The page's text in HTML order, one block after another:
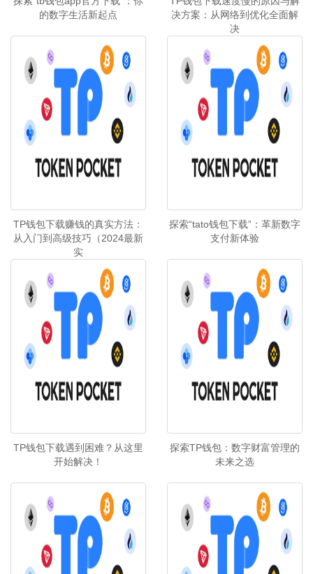
的数字生活新起点
决方案：从网络到优化全面解
决
TP钱包下载赚钱的真实方法：
从入门到高级技巧（2024最新
实
探索“tato钱包下载”：革新数字
支付新体验
TP钱包下载遇到困难？从这里
开始解决！
探索TP钱包：数字财富管理的
未来之选